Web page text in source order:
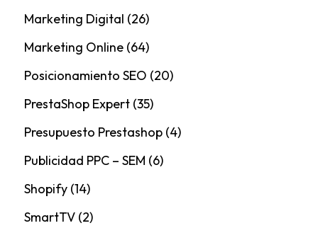
Marketing Digital (26)
Marketing Online(64)
Posicionamiento SEO (20)
PrestaShop Expert(35)
Presupuesto Prestashop(4)
Publicidad PPC – SEM (6)
Shopify(14)
SmartTV(2)